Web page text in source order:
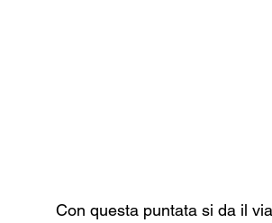
Con questa puntata si da il